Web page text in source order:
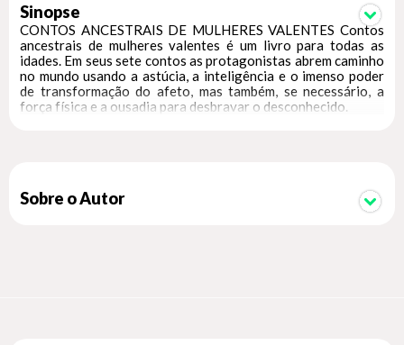
Sinopse
CONTOS ANCESTRAIS DE MULHERES VALENTES Contos
ancestrais de mulheres valentes é um livro para todas as
idades. Em seus sete contos as protagonistas abrem caminho
no mundo usando a astúcia, a inteligência e o imenso poder
de transformação do afeto, mas também, se necessário, a
força física e a ousadia para desbravar o desconhecido.
Sobre o Autor